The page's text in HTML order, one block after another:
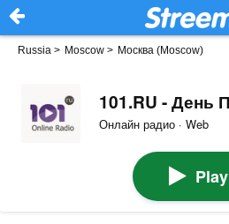
Russia > Moscow > Москва (Moscow)
101.RU - День
Онлайн радио · Web
Play